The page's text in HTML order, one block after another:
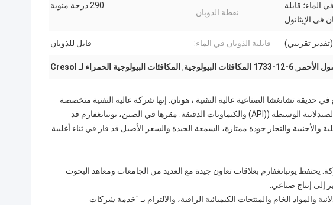
الماء؛ قابلة
في الإيثانول
نقطة الذوبان:
290 درجة مئوية
قابلية الذوبان في الماء: قابل للذوبان
,1733-12-6 المكافئات البيولوجية , المكافئات البيولوجية الحمراء لـ Cresol
في حديقة تشانغشا الصناعية عالية التقنية ، هونان. إنها شركة عالية التقنية متخصصة
في البحث والتطوير ،إنتاج وبيع المواد الخام الصيدلانية، والصيدلانية الوسيطة ((API) والكيماويات الدقيقة. مقرها في الصين، يونبانغفارم قد
والتجار.جودة ممتازة، السمعة الجيدة والسعر الأصيل قد فاز في ثناء أغلبية
يحتفظ يونبانغفارم بعلاقات تعاون جيدة مع العديد من الجامعات ومعاهد البحوث
إلى إنتاج صناعي.
والمواد الخام والمنتجات الكيميائية الراقية، والالتزام بـ "خدمة شركات